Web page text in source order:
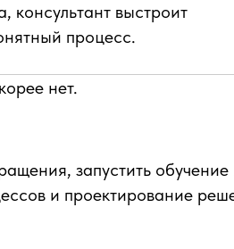
консультант выстроит
процесс.
нет.
запустить
и проектирование